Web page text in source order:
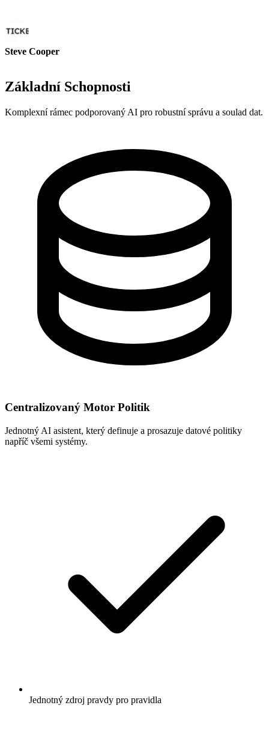
Steve Cooper
Základní Schopnosti
Komplexní rámec podporovaný AI pro robustní správu a soulad dat.
Centralizovaný Motor Politik
Jednotný AI asistent, který definuje a prosazuje datové politiky
napříč všemi systémy.
Jednotný zdroj pravdy pro pravidla